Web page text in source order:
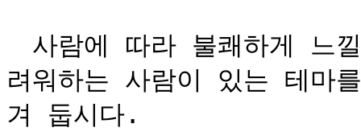
사람에 따라 불쾌하게 느
려워하는 사람이 있는 테마
겨 둡시다.